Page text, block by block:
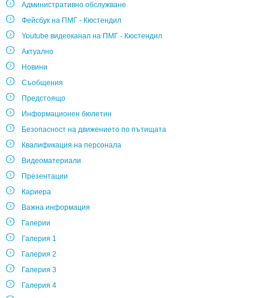
Административно обслужване
Фейсбук на ПМГ - Кюстендил
Youtube видеоканал на ПМГ - Кюстендил
Актуално
Новини
Съобщения
Предстоящо
Информационен бюлетин
Безопасност на движението по пътищата
Квалификация на персонала
Видеоматериали
Презентации
Кариера
Важна информация
Галерии
Галерия 1
Галерия 2
Галерия 3
Галерия 4